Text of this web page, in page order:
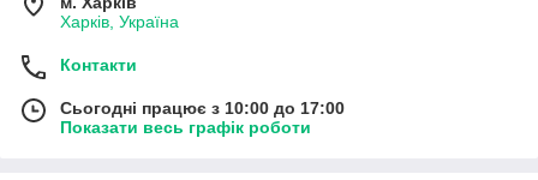
Харків, Україна
Контакти
Сьогодні працює з 10:00 до 17:00
Показати весь графік роботи